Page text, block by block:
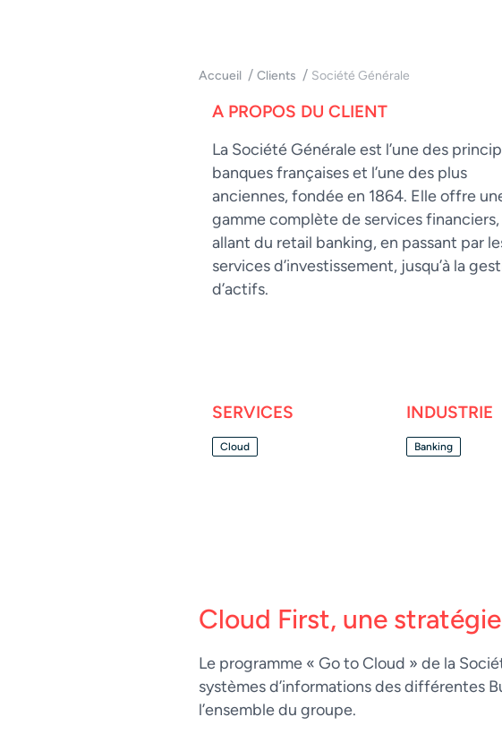
Accueil Clients Société Générale
A PROPOS DU CLIENT
La Société Générale est l’une des
banques françaises et l’une des plus
anciennes, fondée en 1864. Elle offre
gamme complète de services financiers,
allant du retail banking, en passant par
services d’investissement, jusqu’à la
d’actifs.
SERVICES
Cloud
INDUSTRIE
Banking
Cloud First, une
Le programme « Go to Cloud » de la
systèmes d’informations des différentes
l’ensemble du groupe.